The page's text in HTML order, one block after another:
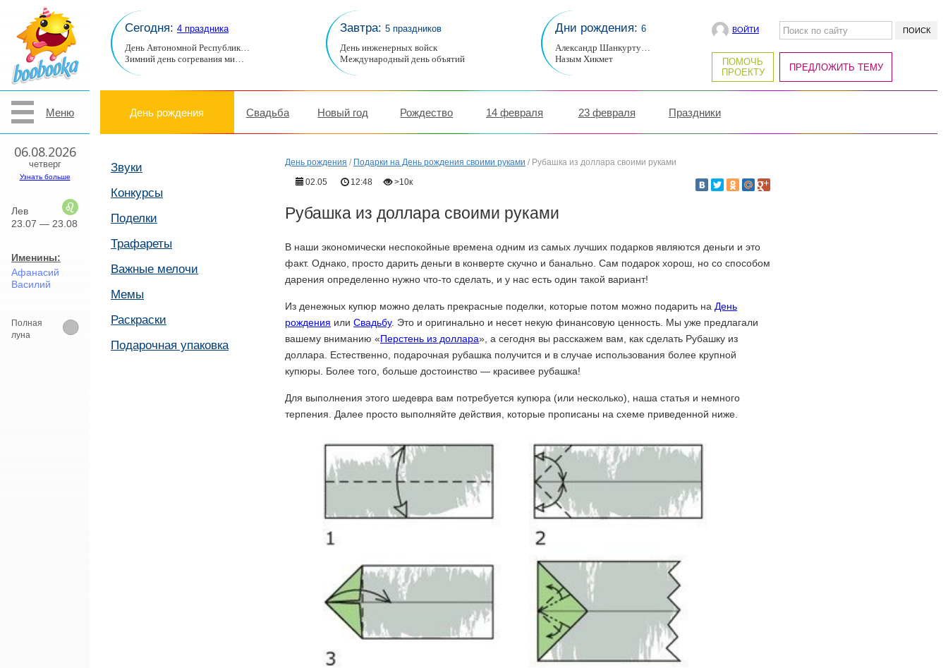
Меню
06.08.2026
четверг
Узнать больше
Лев
23.07 — 23.08
Именины:
Афанасий
Василий
Полная
луна
Сегодня: 4 праздника
День Автономной Республик…
Зимний день согревания ми…
Завтра: 5 праздников
День инженерных войск
Международный день объятий
Дни рождения: 6
Александр Шанкурту…
Назым Хикмет
ВОЙТИ
ПОМОЧЬ
ПРОЕКТУ
ПРЕДЛОЖИТЬ ТЕМУ
День рождения Свадьба Новый год Рождество 14 февраля 23 февраля Праздники
Звуки
Конкурсы
Поделки
Трафареты
Важные мелочи
Мемы
Раскраски
Подарочная упаковка
День рождения / Подарки на День рождения своими руками / Рубашка из доллара своими руками
02.05
12:48 >10к
Рубашка из доллара своими руками
В наши экономически неспокойные времена одним из самых лучших подарков являются деньги и это
факт. Однако, просто дарить деньги в конверте скучно и банально. Сам подарок хорош, но со способом
дарения определенно нужно что-то сделать, и у нас есть один такой вариант!
Из денежных купюр можно делать прекрасные поделки, которые потом можно подарить на День
рождения или Свадьбу. Это и оригинально и несет некую финансовую ценность. Мы уже предлагали
вашему вниманию «Перстень из доллара», а сегодня вы расскажем вам, как сделать Рубашку из
доллара. Естественно, подарочная рубашка получится и в случае использования более крупной
купюры. Более того, больше достоинство — красивее рубашка!
Для выполнения этого шедевра вам потребуется купюра (или несколько), наша статья и немного
терпения. Далее просто выполняйте действия, которые прописаны на схеме приведенной ниже.